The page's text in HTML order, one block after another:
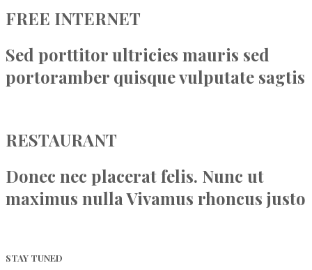
FREE INTERNET
Sed porttitor ultricies mauris sed
portoramber quisque vulputate sagtis
RESTAURANT
Donec nec placerat felis. Nunc ut
maximus nulla Vivamus rhoncus justo
STAY TUNED